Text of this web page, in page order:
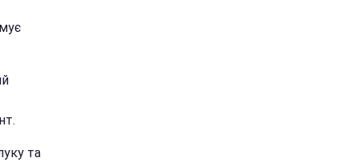
та